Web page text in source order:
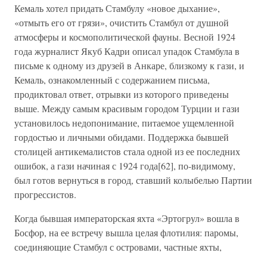
Кемаль хотел придать Стамбулу «новое дыхание»,
«отмыть его от грязи», очистить Стамбул от душной
атмосферы и космополитической фауны. Весной 1924
года журналист Якуб Кадри описал упадок Стамбула в
письме к одному из друзей в Анкаре, близкому к гази, и
Кемаль, ознакомленный с содержанием письма,
продиктовал ответ, отрывки из которого приведены
выше. Между самым красивым городом Турции и гази
установилось недопонимание, питаемое ущемленной
гордостью и личными обидами. Поддержка бывшей
столицей антикемалистов стала одной из ее последних
ошибок, а гази начиная с 1924 года[62], по-видимому,
был готов вернуться в город, ставший колыбелью Партии
прогрессистов.
Когда бывшая императорская яхта «Эртогрул» вошла в
Босфор, на ее встречу вышла целая флотилия: паромы,
соединяющие Стамбул с островами, частные яхты,